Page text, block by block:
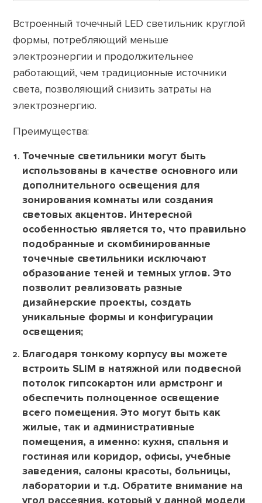
Встроенный точечный LED светильник круглой
формы, потребляющий меньше
электроэнергии и продолжительнее
работающий, чем традиционные источники
света, позволяющий снизить затраты на
электроэнергию.
Преимущества:
Точечные светильники могут быть
использованы в качестве основного или
дополнительного освещения для
зонирования комнаты или создания
световых акцентов. Интересной
особенностью является то, что правильно
подобранные и скомбинированные
точечные светильники исключают
образование теней и темных углов. Это
позволит реализовать разные
дизайнерские проекты, создать
уникальные формы и конфигурации
освещения;
Благодаря тонкому корпусу вы можете
встроить SLIM в натяжной или подвесной
потолок гипсокартон или армстронг и
обеспечить полноценное освещение
всего помещения. Это могут быть как
жилые, так и административные
помещения, а именно: кухня, спальня и
гостиная или коридор, офисы, учебные
заведения, салоны красоты, больницы,
лаборатории и т.д. Обратите внимание на
угол рассеяния, который у данной модели